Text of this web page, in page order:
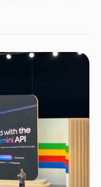
교수는 "삼성전자
격타를 날렸다. 또 미국 등
한다"고 말했다. 이번
성사됐다. PC 15년,
이어받았다. 2022년
발하기 위한 글로벌
도체칩에 대한 수요가
론(MU), ASML,
이 치솟았다.아시아에는
글로벌 반도체 공급망이
칩을 조립, 생산하는
삼성, SK하이닉스 등은
(D램)과 저장칩(NAND)
을 저장한다. 일본은 일본